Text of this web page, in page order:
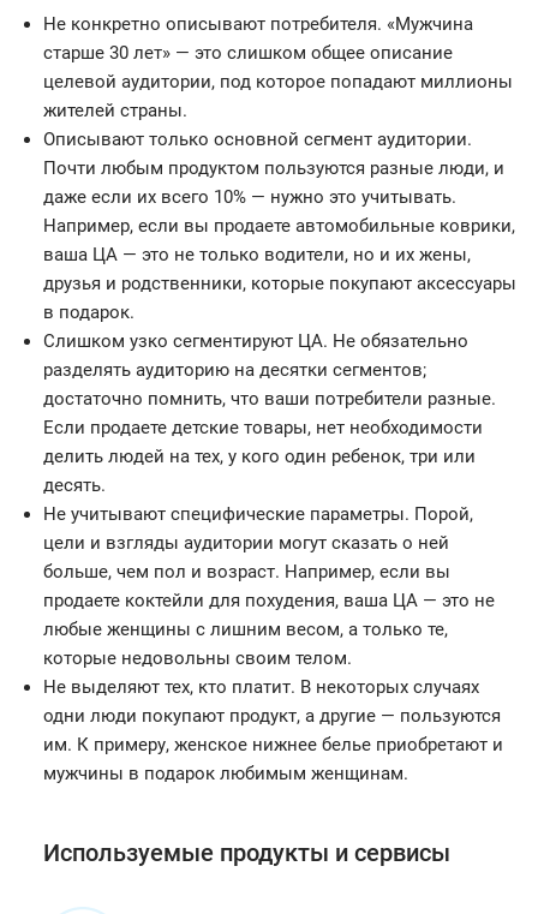
Не конкретно описывают потребителя. «Мужчина
старше 30 лет» — это слишком общее описание
целевой аудитории, под которое попадают миллионы
жителей страны.
Описывают только основной сегмент аудитории.
Почти любым продуктом пользуются разные люди, и
даже если их всего 10% — нужно это учитывать.
Например, если вы продаете автомобильные коврики,
ваша ЦА — это не только водители, но и их жены,
друзья и родственники, которые покупают аксессуары
в подарок.
Слишком узко сегментируют ЦА. Не обязательно
разделять аудиторию на десятки сегментов;
достаточно помнить, что ваши потребители разные.
Если продаете детские товары, нет необходимости
делить людей на тех, у кого один ребенок, три или
десять.
Не учитывают специфические параметры. Порой,
цели и взгляды аудитории могут сказать о ней
больше, чем пол и возраст. Например, если вы
продаете коктейли для похудения, ваша ЦА — это не
любые женщины с лишним весом, а только те,
которые недовольны своим телом.
Не выделяют тех, кто платит. В некоторых случаях
одни люди покупают продукт, а другие — пользуются
им. К примеру, женское нижнее белье приобретают и
мужчины в подарок любимым женщинам.
Используемые продукты и сервисы